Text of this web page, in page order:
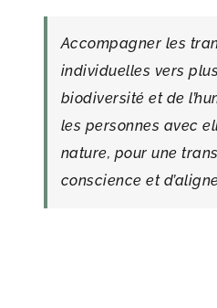
Accompagner les
individuelles vers
biodiversité et de
les personnes avec
nature, pour une
conscience et